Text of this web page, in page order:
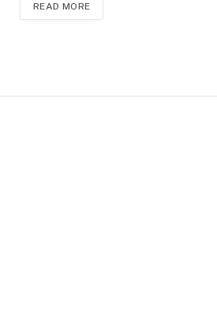
READ MORE